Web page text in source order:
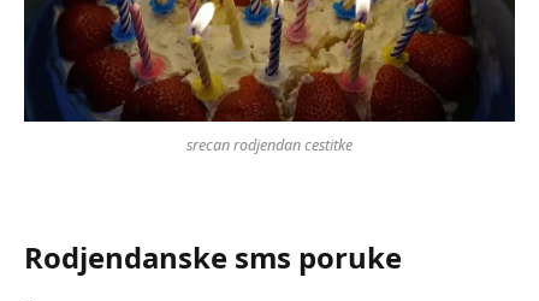
srecan rodjendan cestitke
Rodjendanske sms poruke